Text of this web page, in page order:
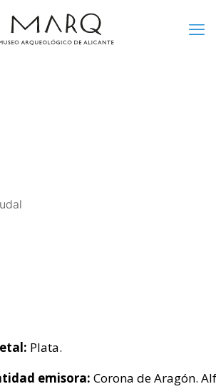
Plata.
emisora: Corona de Aragón.